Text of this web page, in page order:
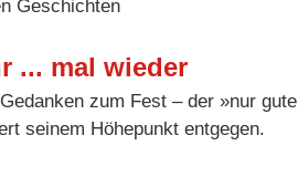
... mal wieder
zum Fest – der »nur gute
seinem Höhepunkt entgegen.